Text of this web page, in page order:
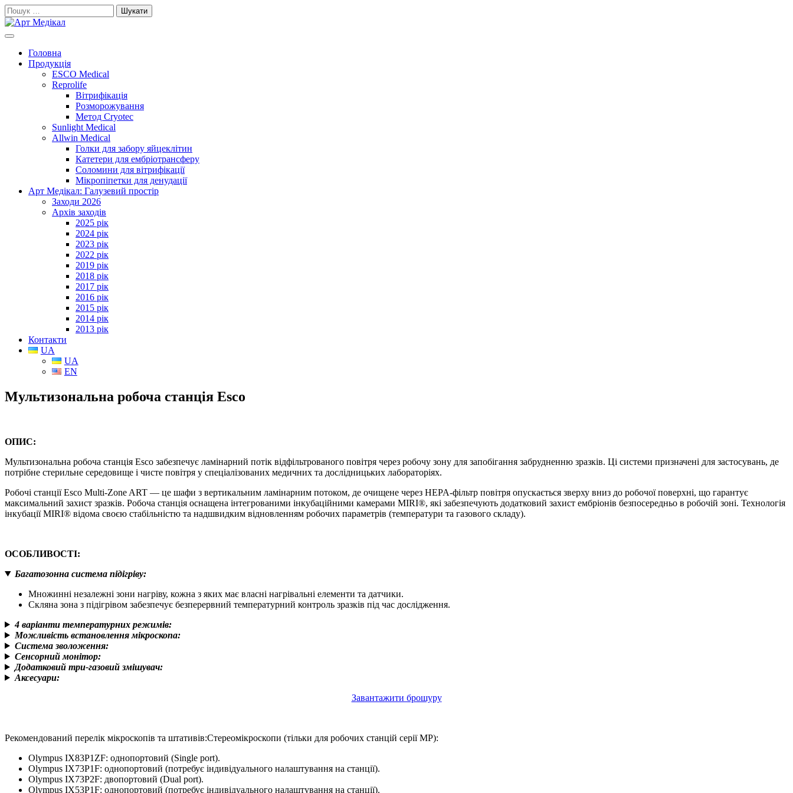
Skip
to
content
Пошук:
Арт Медікал
Головна
Продукція
ESCO Medical
Reprolife
Вітрифікація
Розморожування
Метод Cryotec
Sunlight Medical
Allwin Medical
Голки для забору яйцеклітин
Катетери для ембріотрансферу
Соломини для вітрифікації
Мікропіпетки для денудації
Арт Медікал: Галузевий простір
Заходи 2026
Архів заходів
2025 рік
2024 рік
2023 рік
2022 рік
2019 рік
2018 рік
2017 рік
2016 рік
2015 рік
2014 рік
2013 рік
Контакти
UA
UA
EN
Мультизональна робоча станція Esco
ОПИС:
Мультизональна робоча станція Esco забезпечує ламінарний потік відфільтрованого повітря через робочу зону для запобігання забрудненню зразків. Ці системи призначені для застосувань, де
потрібне стерильне середовище і чисте повітря у спеціалізованих медичних та дослідницьких лабораторіях.
Робочі станції Esco Multi-Zone ART — це шафи з вертикальним ламінарним потоком, де очищене через HEPA-фільтр повітря опускається зверху вниз до робочої поверхні, що гарантує
максимальний захист зразків. Робоча станція оснащена інтегрованими інкубаційними камерами MIRI®, які забезпечують додатковий захист ембріонів безпосередньо в робочій зоні. Технологія
інкубації MIRI® відома своєю стабільністю та надшвидким відновленням робочих параметрів (температури та газового складу).
ОСОБЛИВОСТІ:
Багатозонна система підігріву:
Множинні незалежні зони нагріву, кожна з яких має власні нагрівальні елементи та датчики.
Скляна зона з підігрівом забезпечує безперервний температурний контроль зразків під час дослідження.
4 варіанти температурних режимів:
Можливість встановлення мікроскопа:
Система зволоження:
Сенсорний монітор:
Додатковий три-газовий змішувач:
Аксесуари:
Завантажити брошуру
Рекомендований перелік мікроскопів та штативів:Стереомікроскопи (тільки для робочих станцій серії MP):
Olympus IX83P1ZF: однопортовий (Single port).
Olympus IX73P1F: однопортовий (потребує індивідуального налаштування на станції).
Olympus IX73P2F: двопортовий (Dual port).
Olympus IX53P1F: однопортовий (потребує індивідуального налаштування на станції).